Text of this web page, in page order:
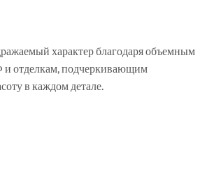
характер благодаря объемным
отделкам, подчеркивающим
в каждом детале.